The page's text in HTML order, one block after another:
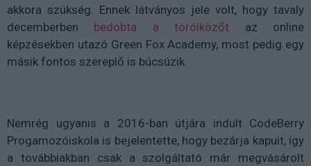
akkora szükség. Ennek látványos jele volt, hogy tavaly
decemberben bedobta a törölközőt az online
képzésekben utazó Green Fox Academy, most pedig egy
másik fontos szereplő is búcsúzik.
Nemrég ugyanis a 2016-ban útjára indult CodeBerry
Progamozóiskola is bejelentette, hogy bezárja kapuit, így
a továbbiakban csak a szolgáltató már megvásárolt